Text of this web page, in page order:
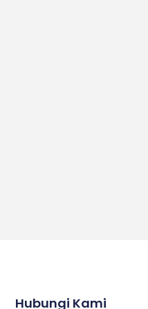
Hubungi Kami